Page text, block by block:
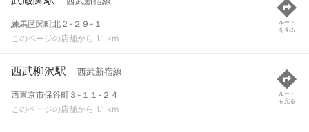
練馬区関町北２-２９-１
このページの店舗から 1.1 km
ルート
を見る
西武柳沢駅 西武新宿線
西東京市保谷町３-１１-２４
このページの店舗から 1.1 km
ルート
を見る